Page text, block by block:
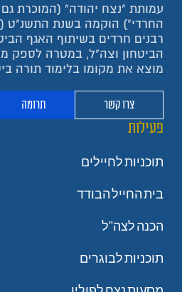
עמותת "נצח יהודה" (המוכרת
רבנים חרדים בשיתוף האגף
הביטחון וצה"ל, במטרה לספק
מוצא את מקומו בלימוד תורה
צרו קשר תרומה
פעילות
תוכניות לחיילים
בית החייל הבודד
הכנה לצה"ל
תוכניות לבוגרים